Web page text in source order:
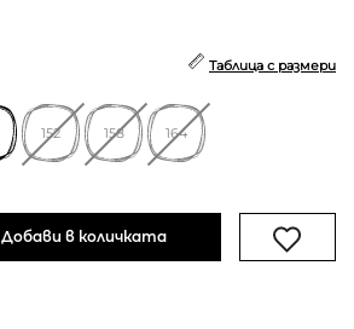
Таблица с размери
152 158 164
Добави в количката